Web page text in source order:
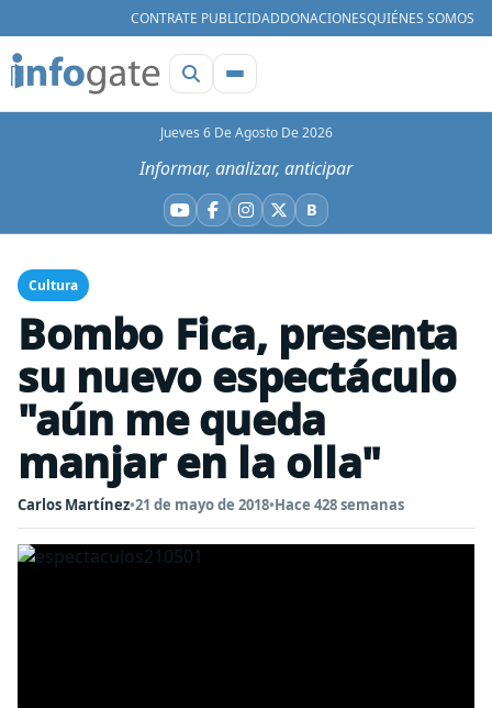
CONTRATE PUBLICIDADDONACIONESQUIÉNES SOMOS
Jueves 6 De Agosto De 2026
Informar, analizar, anticipar
YouTube
Facebook
Instagram
X BBluesky
Cultura
Bombo Fica, presenta
su nuevo espectáculo
"aún me queda
manjar en la olla"
Carlos Martínez•21 de mayo de 2018•Hace 428 semanas